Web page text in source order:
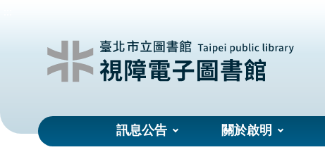
訊息公告 關於啟明